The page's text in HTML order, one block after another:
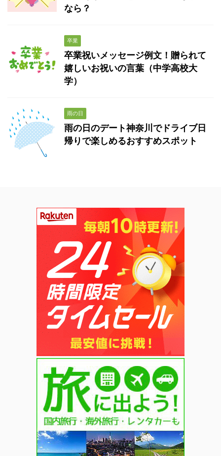
なら？
卒業
卒業祝いメッセージ例文！贈られて
嬉しいお祝いの言葉（中学高校大
学）
雨の日
雨の日のデート神奈川でドライブ日
帰りで楽しめるおすすめスポット